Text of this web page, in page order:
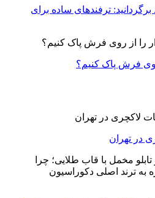
ترفندهای ساده برای
فرش پاک کنیم؟
در تهران